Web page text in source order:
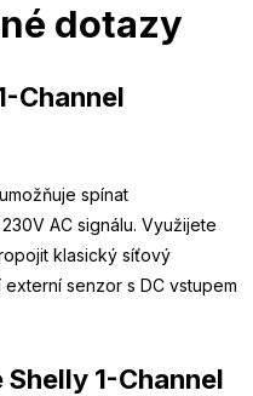
dotazy
Channel
spínat
AC signálu. Využijete
klasický síťový
senzor s DC vstupem
1-Channel